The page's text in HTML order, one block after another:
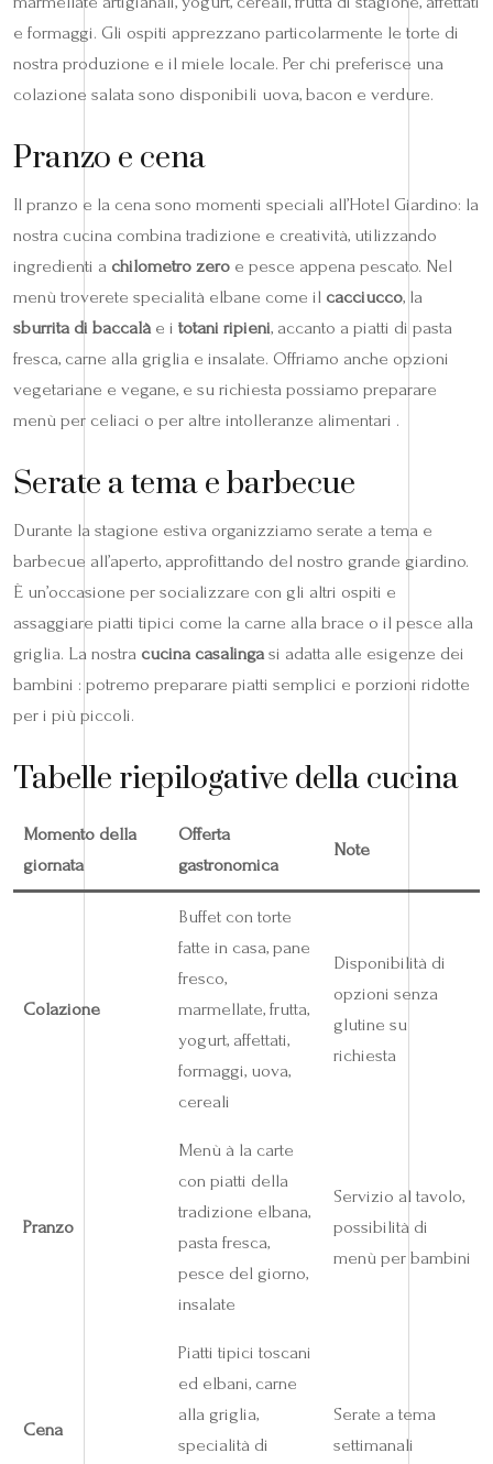
e formaggi. Gli ospiti apprezzano particolarmente le torte di
nostra produzione e il miele locale. Per chi preferisce una
colazione salata sono disponibili uova, bacon e verdure.
Pranzo e cena
Il pranzo e la cena sono momenti speciali all’Hotel Giardino: la
nostra cucina combina tradizione e creatività, utilizzando
ingredienti a chilometro zero e pesce appena pescato. Nel
menù troverete specialità elbane come il cacciucco, la
sburrita di baccalàe i totani ripieni, accanto a piatti di pasta
fresca, carne alla griglia e insalate. Offriamo anche opzioni
vegetariane e vegane, e su richiesta possiamo preparare
menù per celiaci o per altre intolleranze alimentari .
Serate a tema e barbecue
Durante la stagione estiva organizziamo serate a tema e
barbecue all’aperto, approfittando del nostro grande giardino.
È un’occasione per socializzare con gli altri ospiti e
assaggiare piatti tipici come la carne alla brace o il pesce alla
griglia. La nostra cucina casalingasi adatta alle esigenze dei
bambini : potremo preparare piatti semplici e porzioni ridotte
per i più piccoli.
Tabelle riepilogative della cucina
Momento della
giornata
Offerta
gastronomica
Note
Colazione
Buffet con torte
fatte in casa, pane
fresco,
marmellate, frutta,
yogurt, affettati,
formaggi, uova,
cereali
Disponibilità di
opzioni senza
glutine su
richiesta
Pranzo
Menù à la carte
con piatti della
tradizione elbana,
pasta fresca,
pesce del giorno,
insalate
Servizio al tavolo,
possibilità di
menù per bambini
Cena
Piatti tipici toscani
ed elbani, carne
alla griglia,
specialità di
Serate a tema
settimanali